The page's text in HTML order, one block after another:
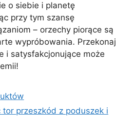
o siebie i planetę
przy tym szansę
– orzechy piorące są
wypróbowania. Przekonaj
i satysfakcjonujące może
przeszkód z poduszek i